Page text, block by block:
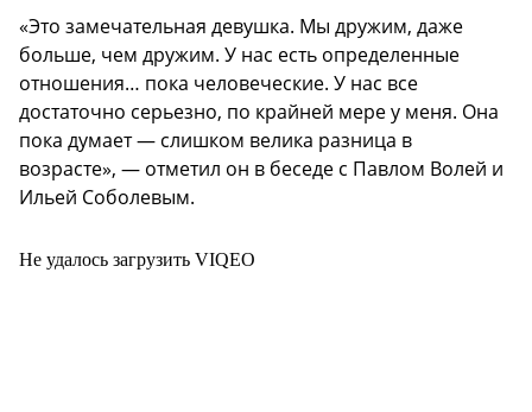
«Это замечательная девушка. Мы дружим, даже
больше, чем дружим. У нас есть определенные
отношения… пока человеческие. У нас все
достаточно серьезно, по крайней мере у меня. Она
пока думает — слишком велика разница в
возрасте», — отметил он в беседе с Павлом Волей и
Ильей Соболевым.
Не удалось загрузить VIQEO